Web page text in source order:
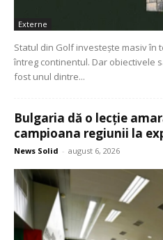
Externe
Statul din Golf investește masiv
întreg continentul. Dar obiectivele
fost unul dintre...
Bulgaria dă o lecție
campioana regiunii la
News Solid - august 6, 2026